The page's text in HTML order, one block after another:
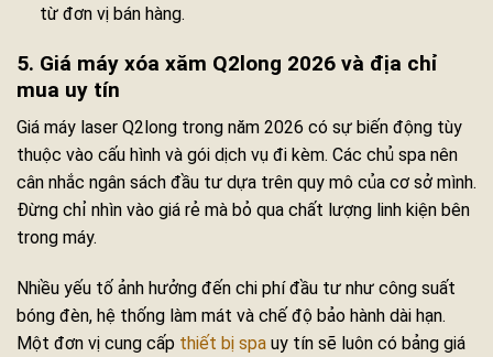
từ đơn vị bán hàng.
5. Giá máy xóa xăm Q2long 2026 và địa chỉ
mua uy tín
Giá máy laser Q2long trong năm 2026 có sự biến động tùy
thuộc vào cấu hình và gói dịch vụ đi kèm. Các chủ spa nên
cân nhắc ngân sách đầu tư dựa trên quy mô của cơ sở mình.
Đừng chỉ nhìn vào giá rẻ mà bỏ qua chất lượng linh kiện bên
trong máy.
Nhiều yếu tố ảnh hưởng đến chi phí đầu tư như công suất
bóng đèn, hệ thống làm mát và chế độ bảo hành dài hạn.
Một đơn vị cung cấp thiết bị spa uy tín sẽ luôn có bảng giá